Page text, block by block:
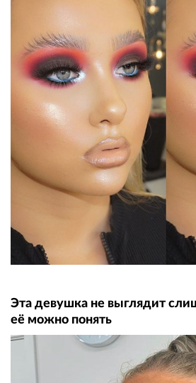
Эта девушка не выглядит
её можно понять